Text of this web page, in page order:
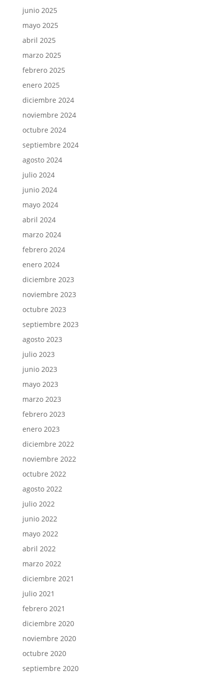
junio 2025
mayo 2025
abril 2025
marzo 2025
febrero 2025
enero 2025
diciembre 2024
noviembre 2024
octubre 2024
septiembre 2024
agosto 2024
julio 2024
junio 2024
mayo 2024
abril 2024
marzo 2024
febrero 2024
enero 2024
diciembre 2023
noviembre 2023
octubre 2023
septiembre 2023
agosto 2023
julio 2023
junio 2023
mayo 2023
marzo 2023
febrero 2023
enero 2023
diciembre 2022
noviembre 2022
octubre 2022
agosto 2022
julio 2022
junio 2022
mayo 2022
abril 2022
marzo 2022
diciembre 2021
julio 2021
febrero 2021
diciembre 2020
noviembre 2020
octubre 2020
septiembre 2020